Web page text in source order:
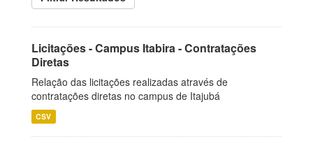
Licitações - Campus Itabira - Contratações
Diretas
Relação das licitações realizadas através de
contratações diretas no campus de Itajubá
CSV